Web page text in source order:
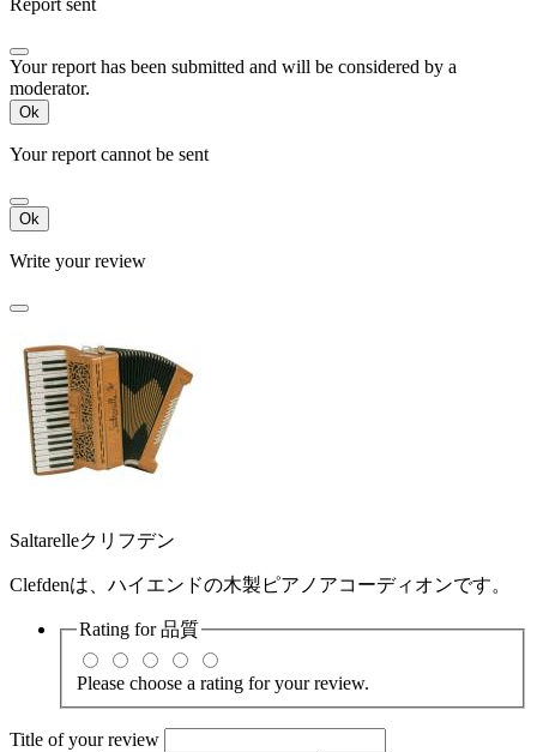
Your report has been submitted and will be considered by a
moderator.
Ok
Your report cannot be sent
Ok
Write your review
Saltarelleクリフデン
Clefdenは、ハイエンドの木製ピアノアコーディオンです。
Rating for品質
Please choose a rating for your review.
Title of your review